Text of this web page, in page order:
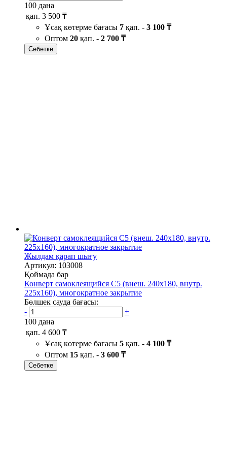
100 дана
қап. 3 500 ₸
Ұсақ көтерме бағасы 7 қап. - 3 100 ₸
Оптом 20 қап. - 2 700 ₸
Себетке
Жылдам қарап шығу
Артикул: 103008
Қоймада бар
Конверт самоклеящийся С5 (внеш. 240х180, внутр.
225х160), многократное закрытие
Бөлшек сауда бағасы:
-
+
100 дана
қап. 4 600 ₸
Ұсақ көтерме бағасы 5 қап. - 4 100 ₸
Оптом 15 қап. - 3 600 ₸
Себетке